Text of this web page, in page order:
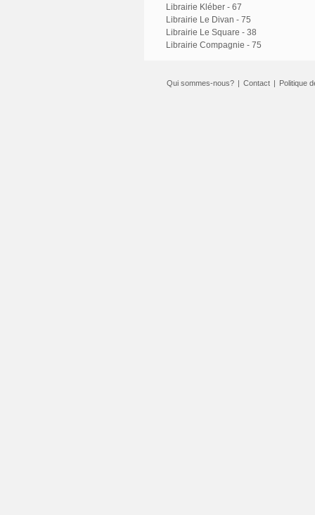
Librairie Kléber - 67
Librairie Le Divan - 75
Librairie Le Square - 38
Librairie Compagnie - 75
Qui sommes-nous? | Contact | Politique